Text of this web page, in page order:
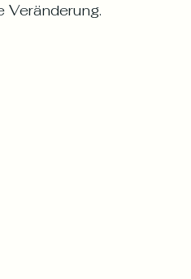
Veränderung.